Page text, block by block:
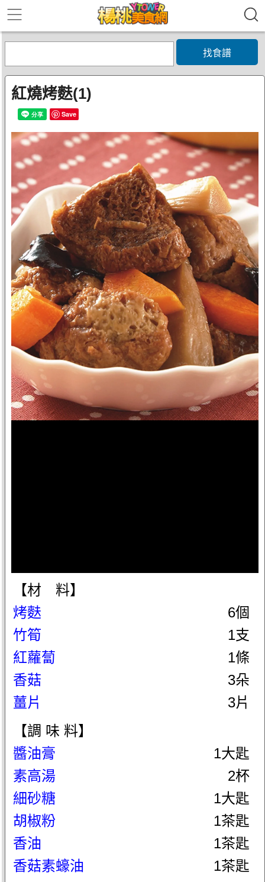
找食譜
紅燒烤麩(1)
Save
【材 料】
烤麩
6個
竹筍
1支
紅蘿蔔
1條
香菇
3朵
薑片
3片
【調 味 料】
醬油膏
1大匙
素高湯
2杯
細砂糖
1大匙
胡椒粉
1茶匙
香油
1茶匙
香菇素蠔油
1茶匙